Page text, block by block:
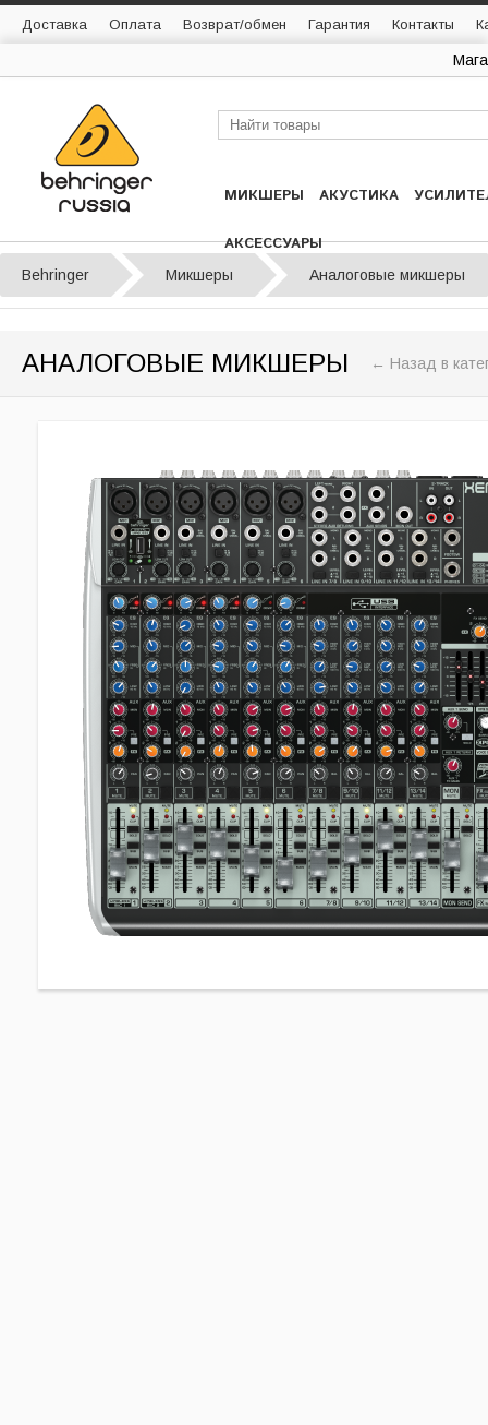
Доставка Оплата Возврат/обмен Гарантия Контакты
МИКШЕРЫ АКУСТИКА
АКСЕССУАРЫ
Behringer Микшеры Аналоговые микшеры
АНАЛОГОВЫЕ МИКШЕРЫ ← Назад в